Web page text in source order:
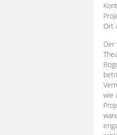
Ort
Der
wie